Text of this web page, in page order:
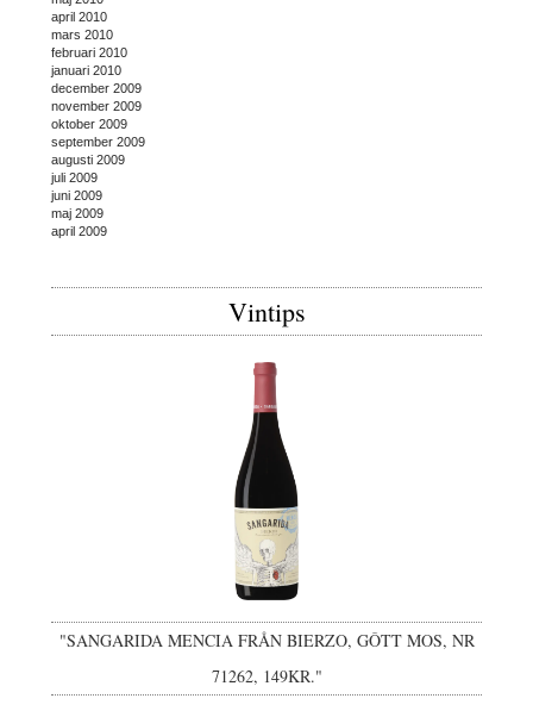
april 2010
mars 2010
februari 2010
januari 2010
december 2009
november 2009
oktober 2009
september 2009
augusti 2009
juli 2009
juni 2009
maj 2009
april 2009
Vintips
"SANGARIDA MENCIA FRÅN BIERZO, GÔTT MOS, NR
71262, 149KR."